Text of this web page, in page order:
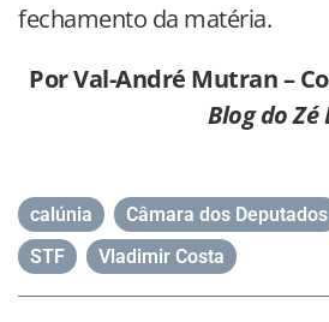
fechamento da matéria.
Por Val-André Mutran –
Blog do Zé
calúnia Câmara dos Deputados
STF
Vladimir Costa